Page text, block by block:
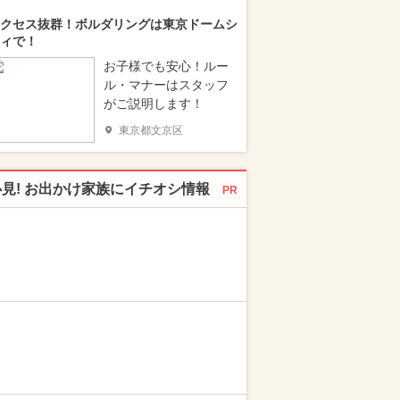
セス抜群！ボルダリングは東京ドームシ
で！
お子様でも安心！ルー
ル・マナーはスタッフ
がご説明します！
東京都文京区
! お出かけ家族にイチオシ情報 PR